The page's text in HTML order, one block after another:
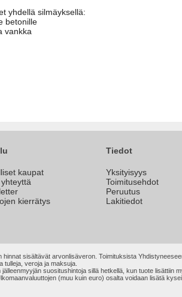
yhdellä silmäyksellä:
betonille
vankka
kaupat
kierrätys
Tiedot
Yksityisyys
Toimitusehdot
Peruutus
Lakitiedot
hinnat sisältävät arvonlisäveron. Toimituksista
tulleja, veroja ja maksuja.
suositushintoja sillä hetkellä, kun tuote
(muu kuin euro) osalta voidaan lisätä